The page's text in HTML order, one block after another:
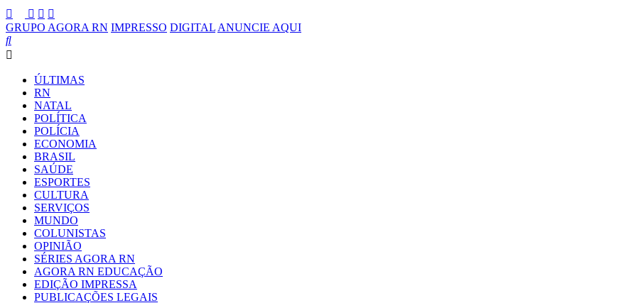
GRUPO AGORA RN IMPRESSO DIGITAL ANUNCIE AQUI
ÚLTIMAS
RN
NATAL
POLÍTICA
POLÍCIA
ECONOMIA
BRASIL
SAÚDE
ESPORTES
CULTURA
SERVIÇOS
MUNDO
COLUNISTAS
OPINIÃO
SÉRIES AGORA RN
AGORA RN EDUCAÇÃO
EDIÇÃO IMPRESSA
PUBLICAÇÕES LEGAIS